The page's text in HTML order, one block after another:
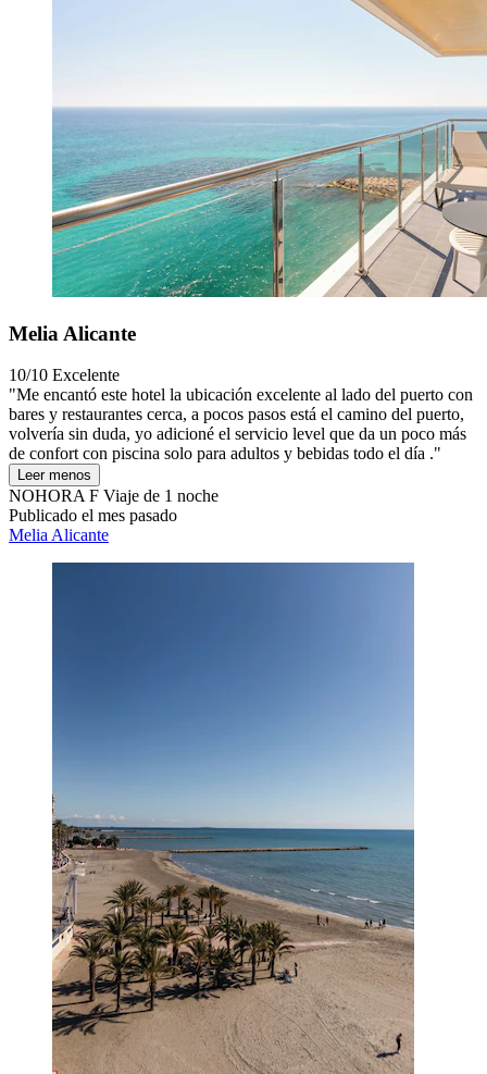
Melia Alicante
10/10 Excelente
"Me encantó este hotel la ubicación excelente al lado del puerto con
bares y restaurantes cerca, a pocos pasos está el camino del puerto,
volvería sin duda, yo adicioné el servicio level que da un poco más
de confort con piscina solo para adultos y bebidas todo el día ."
Leer menos
NOHORA F Viaje de 1 noche
Publicado el mes pasado
Melia Alicante